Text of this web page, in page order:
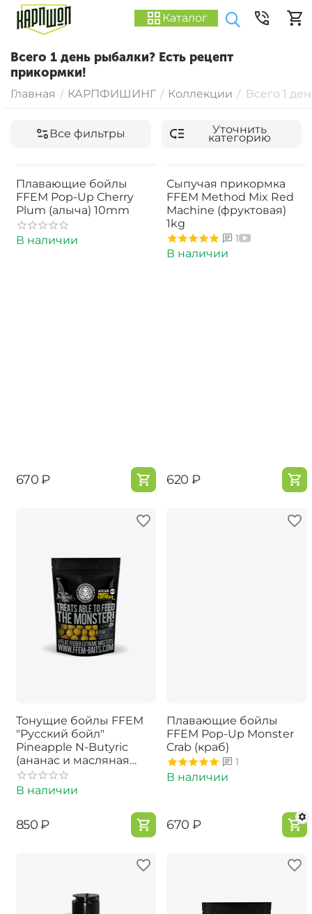
Каталог
Всего 1 день рыбалки? Есть рецепт
прикормки!
Главная / КАРПФИШИНГ / Коллекции / Всего 1
Все фильтры Уточнить
категорию
Плавающие бойлы
FFEM Pop-Up Cherry
Plum (алыча) 10mm
В наличии
‍670‍ ₽
Сыпучая прикормка
FFEM Method Mix Red
Machine (фруктовая)
1kg
1
В наличии
‍620‍ ₽
Тонущие бойлы FFEM
"Русский бойл"
Pineapple N-Butyric
(ананас и масляная
кислота) 23mm 1kg
В наличии
‍850‍ ₽
Плавающие бойлы
FFEM Pop-Up Monster
Crab (краб)
1
В наличии
‍670‍ ₽